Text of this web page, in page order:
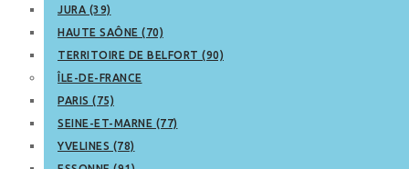
JURA (39)
HAUTE SAÔNE (70)
TERRITOIRE DE BELFORT (90)
ÎLE-DE-FRANCE
PARIS (75)
SEINE-ET-MARNE (77)
YVELINES (78)